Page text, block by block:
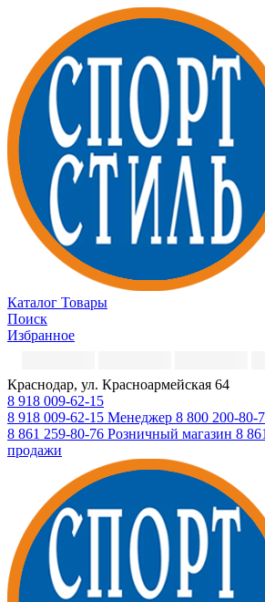
Каталог Товары
Поиск
Избранное
Краснодар, ул. Красноармейская 64
8 918 009-62-15
8 918 009-62-15 Менеджер 8 800 200-80-
8 861 259-80-76 Розничный магазин 8
продажи